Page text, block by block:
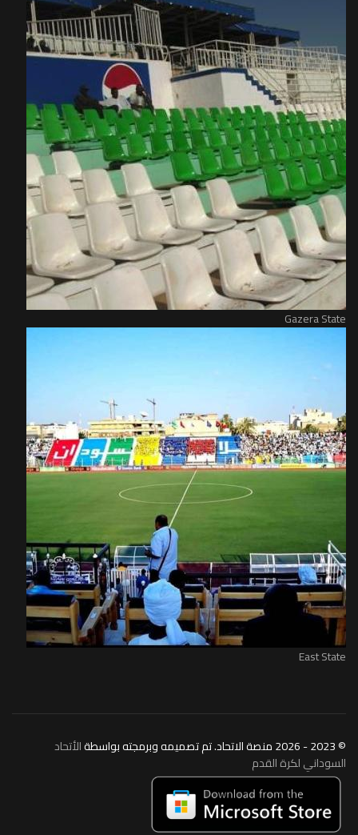
Gazera State
East State
© 2023 - 2026 منصة الاتحاد. تم تصميمه وبرمجته بواسطة
الأتحاد
السوداني لكرة القدم